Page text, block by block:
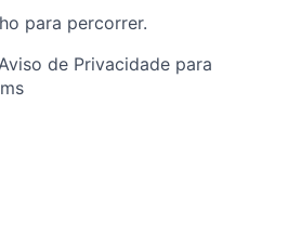
para percorrer.
de Privacidade para